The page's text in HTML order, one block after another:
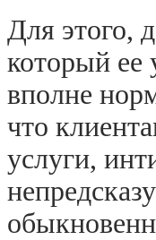
Для этого,
который ее
вполне
что
услуги,